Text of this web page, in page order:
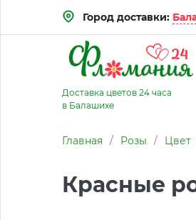
Город доставки:
Доставка цветов 24 часа
в Балашихе
Главная / Розы / Цвет
Красные